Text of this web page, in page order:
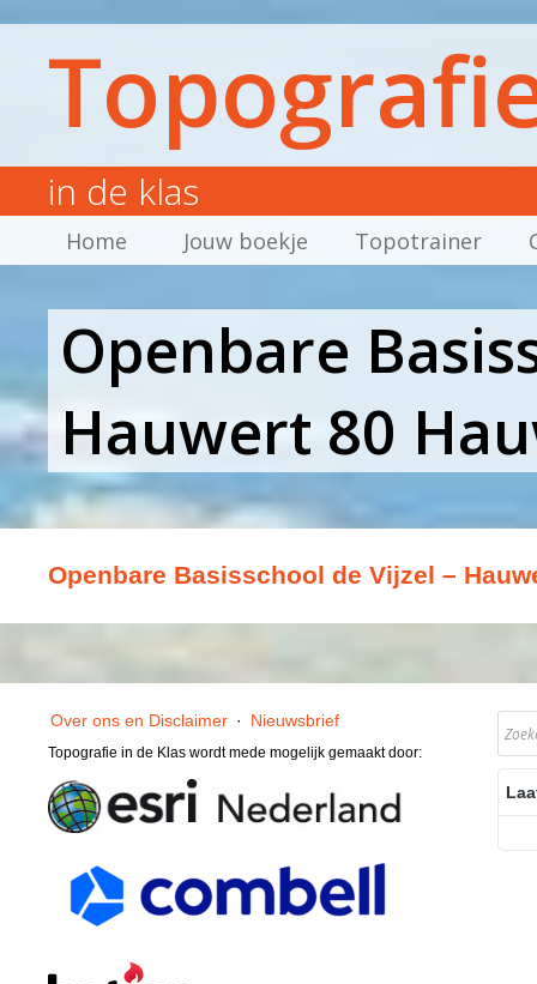
in de klas
Home Jouw boekje Topotrainer
Openbare
Hauwert 80
Openbare Basisschool de Vijzel –
Over ons en Disclaimer · Nieuwsbrief
Topografie in de Klas wordt mede mogelijk gemaakt door: